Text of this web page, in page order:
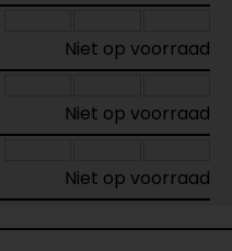
Niet op voorraad
Niet op voorraad
Niet op voorraad